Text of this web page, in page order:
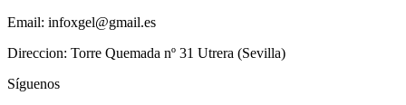
Email: infoxgel@gmail.es
Direccion: Torre Quemada nº 31 Utrera (Sevilla)
Síguenos